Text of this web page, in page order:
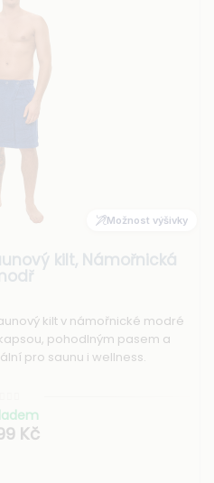
Možnost výšivky
kilt, Námořnická
kilt v námořnické modré
pohodlným pasem a
pro saunu i wellness.
Kč